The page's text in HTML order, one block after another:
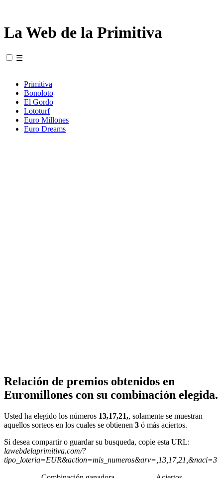
La Web de la Primitiva
☰
Primitiva
Bonoloto
El Gordo
Lototurf
Euro Millones
Euro Dreams
Relación de premios obtenidos en
Euromillones con su combinación elegida.
Usted ha elegido los números 13,17,21,, solamente se muestran
aquellos sorteos en los cuales se obtienen 3 ó más aciertos.
Si desea compartir o guardar su busqueda, copie esta URL:
lawebdelaprimitiva.com/?
tipo_loteria=EUR&action=mis_numeros&arv=,13,17,21,&naci=3